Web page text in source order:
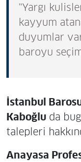
"Yargı
kayyum
duyumlar
baroyu
İstanbul
Kaboğluda
talepleri
Anayasa